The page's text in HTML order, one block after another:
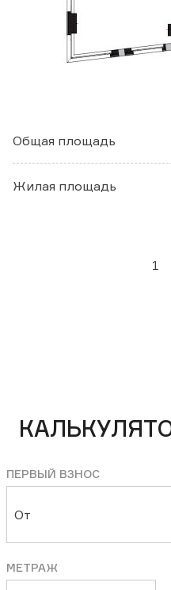
Общая площадь
Жилая площадь
1
ПЕРВЫЙ ВЗНОС
От
МЕТРАЖ